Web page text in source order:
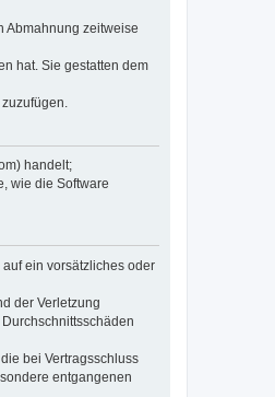
Abmahnung zeitweise
hat. Sie gestatten dem
handelt;
wie die Software
ein vorsätzliches oder
der Verletzung
bei Vertragsschluss
entgangenen